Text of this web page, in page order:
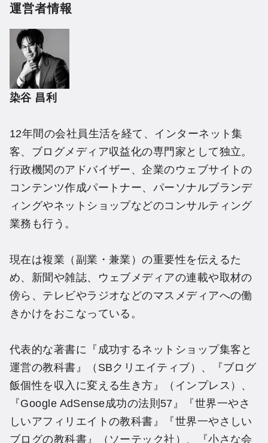
運営者情報
染谷 昌利
12年間の会社員生活を経て、インターネット集
客、ブログメディア収益化の専門家として独立。
行政機関のアドバイザー、企業のウェブサイトの
コンテンツ作成パートナー、パーソナルブランデ
ィングやネットショップなどのコンサルティング
業務も行う。
現在は複業（副業・兼業）の重要性を伝えるた
め、新聞や雑誌、ウェブメディアの連載や取材の
傍ら、テレビやラジオなどのマスメディアへの働
きかけをおこなっている。
代表的な著書に『成功するネットショップ集客と
運営の教科書』（SBクリエイティブ）、『ブログ
飯個性を収入に変える生き方』（インプレス）、
『Google AdSense成功の法則57』『世界一やさ
しいアフィリエイトの教科書』『世界一やさしい
ブログの教科書』（ソーテック社）、『小さな会